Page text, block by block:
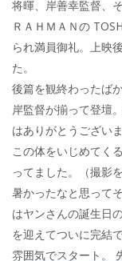
将暉、岸善幸監督、
ＲＡＨＭＡＮの
られ満員御礼。上映
た。
後篇を観終わったば
岸監督が揃って登壇
はありがとうござい
この体をいじめてく
ってました。（撮影
暑かったなと思って
はヤンさんの誕生日
を迎えてついに完結
雰囲気でスタート。